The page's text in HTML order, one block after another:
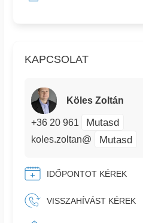
KAPCSOLAT
Köles Zoltán
+36 20 961 Mutasd
koles.zoltan@ Mutasd
IDŐPONTOT KÉREK
VISSZAHÍVÁST KÉREK